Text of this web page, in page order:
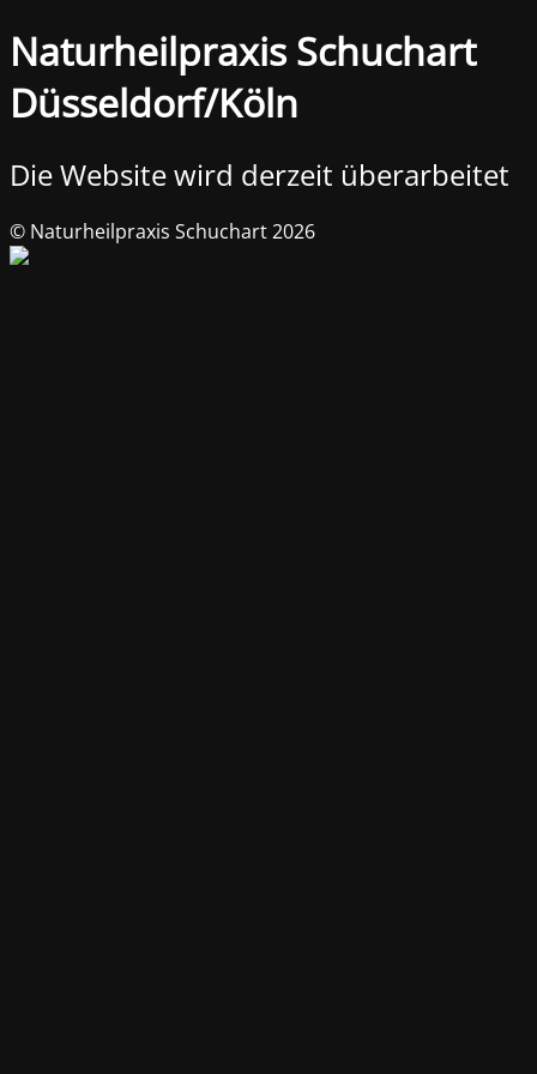
Naturheilpraxis Schuchart
Düsseldorf/Köln
Die Website wird derzeit überarbeitet
© Naturheilpraxis Schuchart 2026